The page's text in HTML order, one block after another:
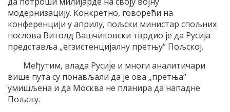
модернизацију. Конкретно, говорећи на
конференцији у априлу, пољски министар спољних
послова Витолд Вашчиковски тврдио је да Русија
представља „егзистенцијалну претњу“ Пољској.
Међутим, влада Русије и многи аналитичари
више пута су понављали да је ова „претња“
умишљена и да Москва не планира да нападне
Пољску.